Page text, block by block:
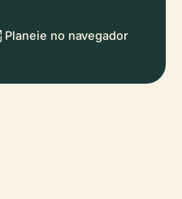
Planeie no navegador